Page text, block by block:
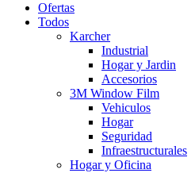
Ofertas
Todos
Karcher
Industrial
Hogar y Jardin
Accesorios
3M Window Film
Vehiculos
Hogar
Seguridad
Infraestructurales
Hogar y Oficina